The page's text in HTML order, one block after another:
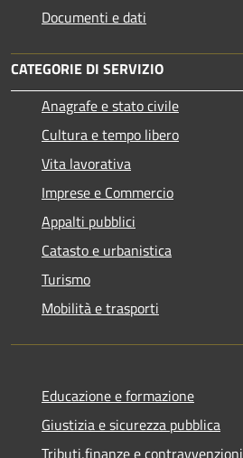
Documenti e dati
CATEGORIE DI SERVIZIO
Anagrafe e stato civile
Cultura e tempo libero
Vita lavorativa
Imprese e Commercio
Appalti pubblici
Catasto e urbanistica
Turismo
Mobilità e trasporti
Educazione e formazione
Giustizia e sicurezza pubblica
Tributi,finanze e contravvenzioni